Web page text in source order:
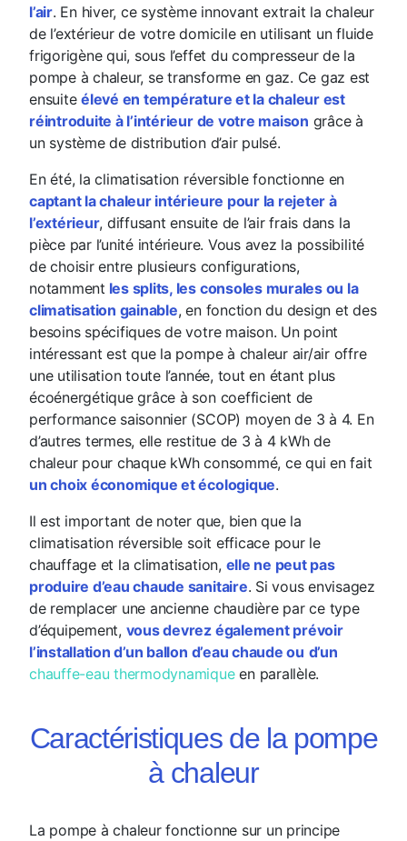
l’air. En hiver, ce système innovant extrait la chaleur
de l’extérieur de votre domicile en utilisant un fluide
frigorigène qui, sous l’effet du compresseur de la
pompe à chaleur, se transforme en gaz. Ce gaz est
ensuiteélevé en température et la chaleur est
réintroduite à l’intérieur de votre maison grâce à
un système de distribution d’air pulsé.
En été, la climatisation réversible fonctionne en
captant la chaleur intérieure pour la rejeter à
l’extérieur, diffusant ensuite de l’air frais dans la
pièce par l’unité intérieure. Vous avez la possibilité
de choisir entre plusieurs configurations,
notamment les splits, les consoles murales ou la
climatisation gainable, en fonction du design et des
besoins spécifiques de votre maison. Un point
intéressant est que la pompe à chaleur air/air offre
une utilisation toute l’année, tout en étant plus
écoénergétique grâce à son coefficient de
performance saisonnier (SCOP) moyen de 3 à 4. En
d’autres termes, elle restitue de 3 à 4 kWh de
chaleur pour chaque kWh consommé, ce qui en fait
un choix économique et écologique.
Il est important de noter que, bien que la
climatisation réversible soit efficace pour le
chauffage et la climatisation, elle ne peut pas
produire d’eau chaude sanitaire. Si vous envisagez
de remplacer une ancienne chaudière par ce type
d’équipement, vous devrez également prévoir
l’installation d’un ballon d’eau chaude ou d’un
chauffe-eau thermodynamiqueen parallèle.
Caractéristiques de la pompe
à chaleur
La pompe à chaleur fonctionne sur un principe